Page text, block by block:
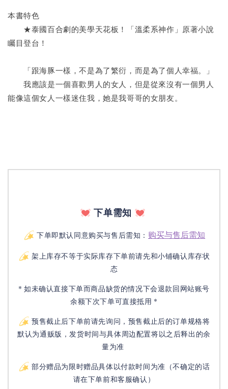
本書特色
★泰國百合劇的美學天花板！「溫柔系神作」原著小說
矚目登台！
「跟海豚一樣，不是為了繁衍，而是為了個人幸福。」
我應該是一個喜歡男人的女人，但是從來沒有一個男人
能像這個女人一樣迷住我，她是我哥哥的女朋友。
下单需知
下单即默认同意购买与售后需知： 购买与售后需知
架上库存不等于实际库存下单前请先和小铺确认库存状
态
* 如未确认直接下单而商品缺货的情况下会退款回网站账号
余额下次下单可直接抵用 *
预售截止后下单前请先询问，预售截止后的订单规格将
默认为通贩版，发货时间与具体周边配置将以之后释出的余
量为准
部分赠品为限时赠品具体以付款时间为准（不确定的话
请在下单前和客服确认）